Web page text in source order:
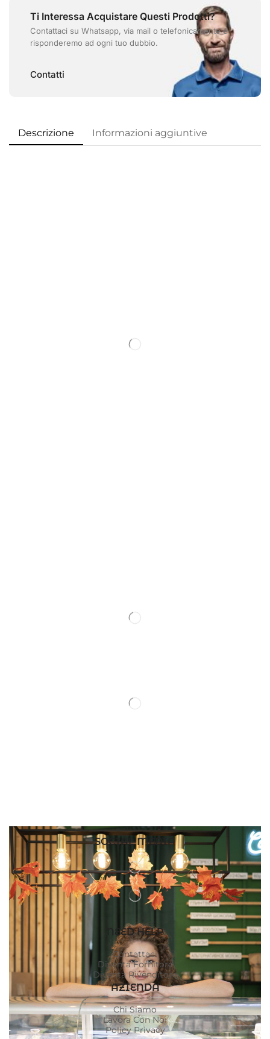
Ti Interessa Acquistare Questi Prodotti?
Contattaci su Whatsapp, via mail o telefonicamente e
risponderemo ad ogni tuo dubbio.
Contatti
Descrizione Informazioni aggiuntive
SOCIAL MEDIA
NEED HELP
Contattaci
Diventa Fornitore
Diventa Rivenditore
AZIENDA
Chi Siamo
Lavora Con Noi
Policy Privacy